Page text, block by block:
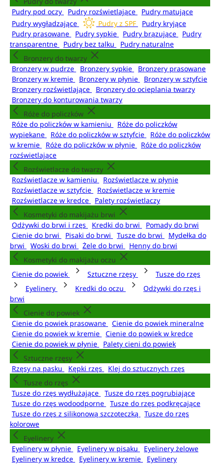
Pudry pod oczy
Pudry rozświetlające
Pudry matujące
Pudry wygładzające
Pudry z SPF
Pudry kryjące
Pudry prasowane
Pudry sypkie Pudry brązujące
Pudry
transparentne
Pudry bez talku
Pudry naturalne
Bronzery do twarzy
Bronzery w pudrze
Bronzery sypkie
Bronzery prasowane
Bronzery w kremie
Bronzery w płynie
Bronzery w sztyfcie
Bronzery rozświetlające
Bronzery do ocieplania twarzy
Bronzery do konturowania twarzy
Róże do policzków
Róże do policzków w kamieniu
Róże do policzków
wypiekane
Róże do policzków w sztyfcie
Róże do policzków
w kremie
Róże do policzków w płynie
Róże do policzków
rozświetlające
Rozświetlacze do twarzy
Rozświetlacze w kamieniu
Rozświetlacze w płynie
Rozświetlacze w sztyfcie
Rozświetlacze w kremie
Rozświetlacze w kredce
Palety rozświetlaczy
Kosmetyki do makijażu brwi
Odżywki do brwi i rzęs
Kredki do brwi
Pomady do brwi
Cienie do brwi
Pisaki do brwi Tusze do brwi
Mydełka do
brwi
Woski do brwi Żele do brwi
Henny do brwi
Kosmetyki do makijażu oczu
Cienie do powiek
Sztuczne rzęsy
Tusze do rzęs
Eyelinery
Kredki do oczu
Odżywki do rzęs i
brwi
Cienie do powiek
Cienie do powiek prasowane
Cienie do powiek mineralne
Cienie do powiek w kremie
Cienie do powiek w kredce
Cienie do powiek w płynie
Palety cieni do powiek
Sztuczne rzęsy
Rzęsy na pasku
Kępki rzęs
Klej do sztucznych rzęs
Tusze do rzęs
Tusze do rzęs wydłużające
Tusze do rzęs pogrubiające
Tusze do rzęs wodoodporne
Tusze do rzęs podkręcające
Tusze do rzęs z silikonową szczoteczką
Tusze do rzęs
kolorowe
Eyelinery
Eyelinery w płynie
Eyelinery w pisaku
Eyelinery żelowe
Eyelinery w kredce
Eyelinery w kremie
Eyelinery